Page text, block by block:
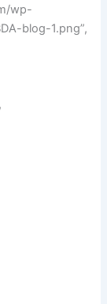
wp-
blog-1.png”,